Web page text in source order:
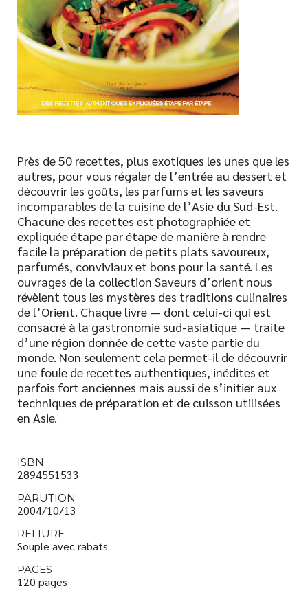
Nouveautés
Numérique
Livres audio
Meilleurs vendeurs
Page vedette
À PROPOS
CONTACT
Près de 50 recettes, plus exotiques les unes que les
autres, pour vous régaler de l’entrée au dessert et
découvrir les goûts, les parfums et les saveurs
incomparables de la cuisine de l’Asie du Sud-Est.
Chacune des recettes est photographiée et
expliquée étape par étape de manière à rendre
facile la préparation de petits plats savoureux,
parfumés, conviviaux et bons pour la santé. Les
ouvrages de la collection Saveurs d’orient nous
révèlent tous les mystères des traditions culinaires
de l’Orient. Chaque livre — dont celui-ci qui est
consacré à la gastronomie sud-asiatique — traite
d’une région donnée de cette vaste partie du
monde. Non seulement cela permet-il de découvrir
une foule de recettes authentiques, inédites et
parfois fort anciennes mais aussi de s’initier aux
techniques de préparation et de cuisson utilisées
en Asie.
ISBN
2894551533
PARUTION
2004/10/13
RELIURE
Souple avec rabats
PAGES
120 pages